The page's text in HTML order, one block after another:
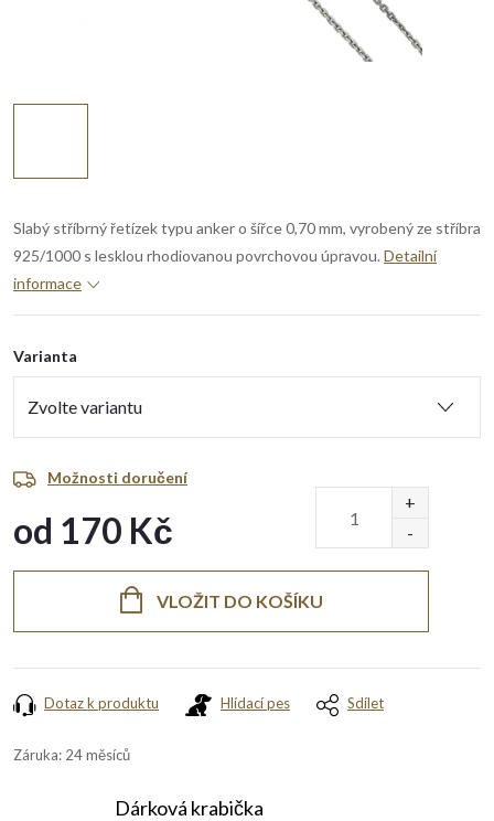
Slabý stříbrný řetízek typu anker o šířce 0,70 mm, vyrobený ze stříbra
925/1000 s lesklou rhodiovanou povrchovou úpravou. Detailní
informace
Varianta
Možnosti doručení
od 170 Kč
VLOŽIT DO KOŠÍKU
Dotaz k produktu Hlídací pes Sdílet
Záruka: 24 měsíců
Dárková krabička